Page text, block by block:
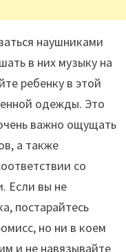
наушниками
в них музыку на
ребенку в этой
одежды. Это
важно ощущать
а также
со
Если вы не
постарайтесь
но ни в коем
и не навязывайте